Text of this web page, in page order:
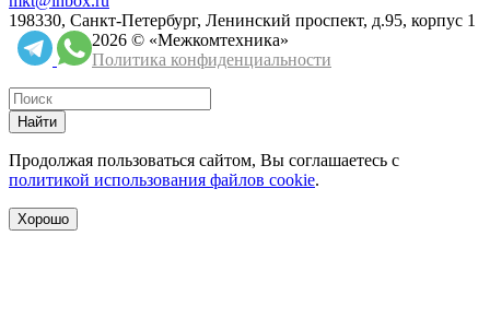
198330, Санкт-Петербург, Ленинский проспект, д.95, корпус 1
2026 © «Межкомтехника»
Политика конфиденциальности
Найти
Продолжая пользоваться сайтом, Вы соглашаетесь с
политикой использования файлов cookie.
Хорошо